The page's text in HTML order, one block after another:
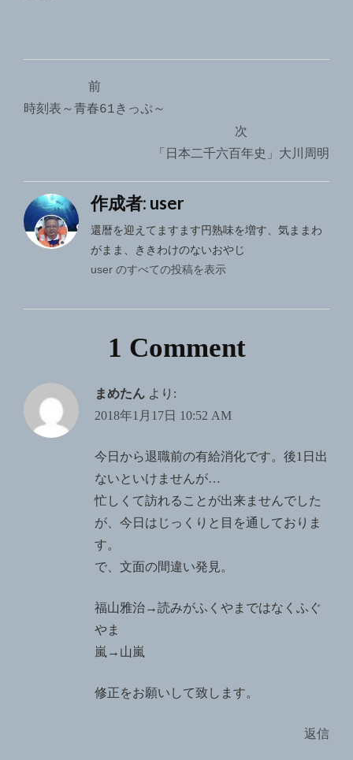
稿
ゲ
ー
シ
ン
前
時刻表～青春61きっぷ～
次
「日本二千六百年史」大川周明
作成者: user
還暦を迎えてますます円熟味を増す、気ままわ
がまま、ききわけのないおやじ
user のすべての投稿を表示
1 Comment
まめたん より:
2018年1月17日 10:52 AM
今日から退職前の有給消化です。後1日出
ないといけませんが…
忙しくて訪れることが出来ませんでした
が、今日はじっくりと目を通しておりま
す。
で、文面の間違い発見。
福山雅治→読みがふくやまではなくふぐ
やま
嵐→山嵐
修正をお願いして致します。
返信